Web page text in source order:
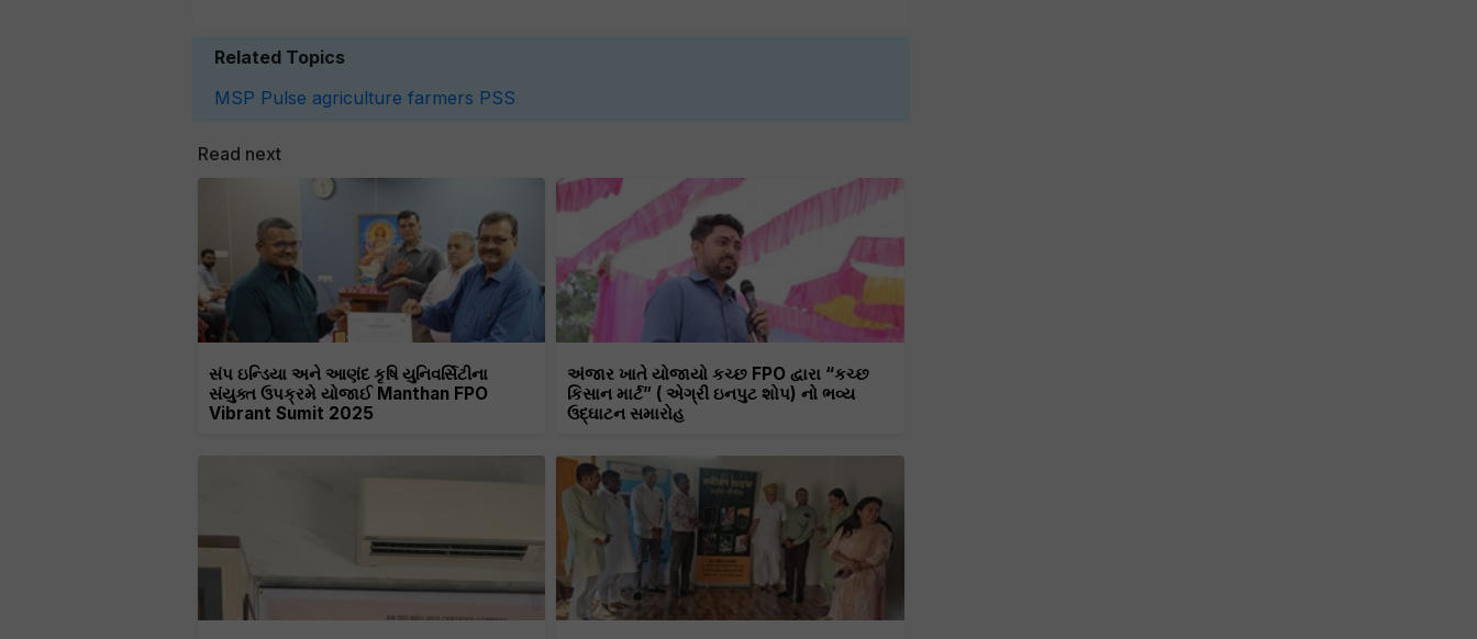
Related Topics
MSP Pulse agriculture farmers PSS
Read next
સંપ ઇન્ડિયા અને આણંદ કૃષિ યુનિવર્સિટીના
સંયુક્ત ઉપક્રમે યોજાઈ Manthan FPO
Vibrant Sumit 2025
અંજાર ખાતે યોજાયો કચ્છ FPO દ્વારા “કચ્છ
કિસાન માર્ટ” ( એગ્રી ઇનપુટ શોપ) નો ભવ્ય
ઉદ્ઘાટન સમારોહ